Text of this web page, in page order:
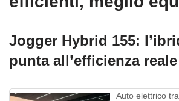
Jogger Hybrid 155:
punta all’efficienza reale
Auto elettrico